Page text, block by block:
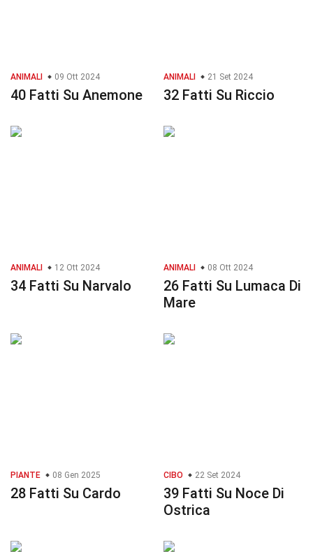
ANIMALI 09 Ott 2024
40 Fatti Su Anemone
ANIMALI 21 Set 2024
32 Fatti Su Riccio
ANIMALI 12 Ott 2024
34 Fatti Su Narvalo
ANIMALI 08 Ott 2024
26 Fatti Su Lumaca Di
Mare
PIANTE 08 Gen 2025
28 Fatti Su Cardo
CIBO 22 Set 2024
39 Fatti Su Noce Di
Ostrica